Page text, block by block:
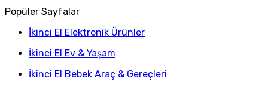
Popüler Sayfalar
İkinci El Elektronik Ürünler
İkinci El Ev & Yaşam
İkinci El Bebek Araç & Gereçleri